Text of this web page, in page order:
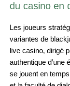
du casino en
Les joueurs
variantes de
live casino, dirigé
authentique d’une
se jouent en